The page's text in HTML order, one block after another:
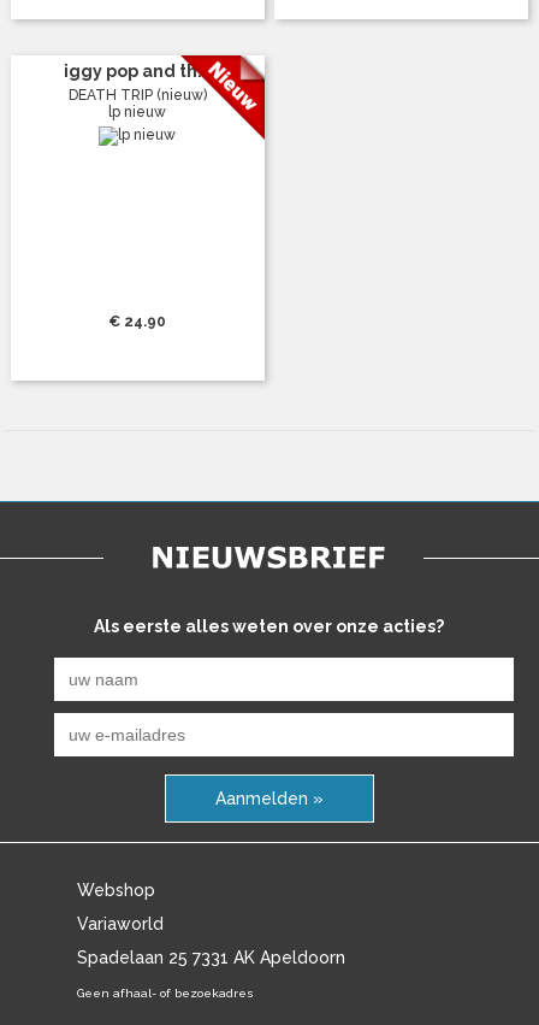
iggy pop and th...
DEATH TRIP (nieuw)
lp nieuw
€ 24.90
Als eerste alles weten over onze acties?
Aanmelden »
Webshop
Variaworld
Spadelaan 25 7331 AK Apeldoorn
Geen afhaal- of bezoekadres